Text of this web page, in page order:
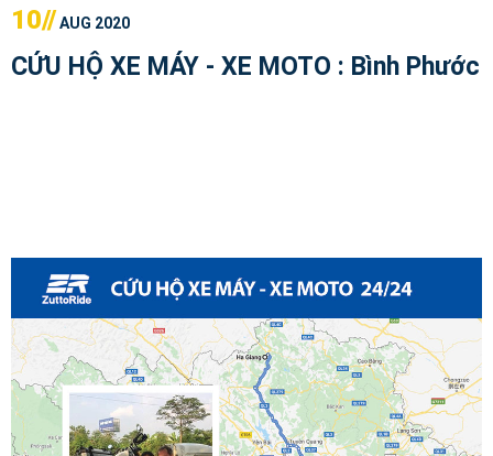
10//AUG 2020
CỨU HỘ XE MÁY - XE MOTO : Bình Phước